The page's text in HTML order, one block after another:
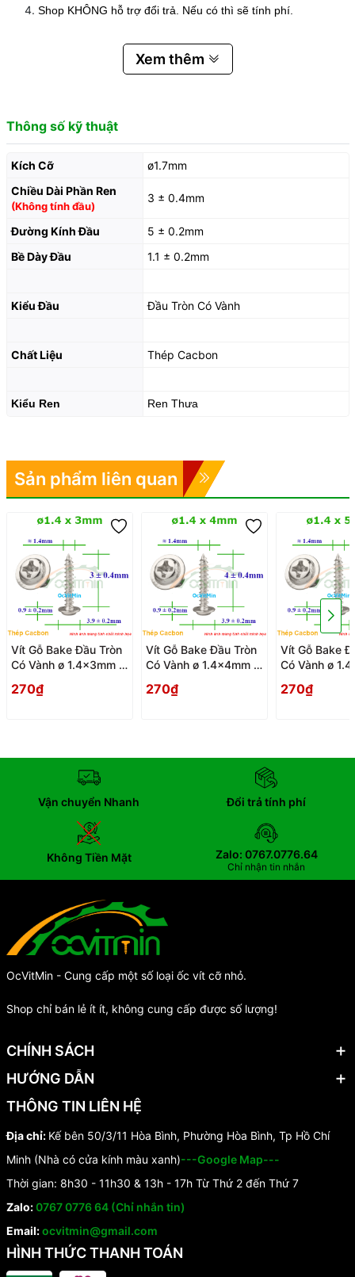
Shop KHÔNG hỗ trợ đổi trả. Nếu có thì sẽ tính phí.
Xem thêm
Thông số kỹ thuật
Kích Cỡ
ø1.7mm
Chiều Dài Phần Ren
(Không tính đầu)
3 ± 0.4mm
Đường Kính Đầu
5 ± 0.2mm
Bề Dày Đầu
1.1 ± 0.2mm
Kiểu Đầu Đầu Tròn Có Vành
Chất Liệu Thép Cacbon
Kiểu Ren Ren Thưa
Sản phẩm liên quan
Vít Gỗ Bake Đầu Tròn
Có Vành ø 1.4x3mm -
Co Vanh
270₫
Vít Gỗ Bake Đầu Tròn
Có Vành ø 1.4x4mm -
Co Vanh
270₫
Vít Gỗ Bake
Có Vành ø
Co Vanh
270₫
Vận chuyển Nhanh Đổi trả tính phí
Không Tiền Mặt Zalo: 0767.0776.64
Chỉ nhận tin nhắn
OcVitMin - Cung cấp một số loại ốc vít cỡ nhỏ.
Shop chỉ bán lẻ ít ít, không cung cấp được số lượng!
CHÍNH SÁCH
HƯỚNG DẪN
THÔNG TIN LIÊN HỆ
Địa chỉ: Kế bên 50/3/11 Hòa Bình, Phường Hòa Bình, Tp Hồ Chí
Minh (Nhà có cửa kính màu xanh)---Google Map---
Thời gian: 8h30 - 11h30 & 13h - 17h Từ Thứ 2 đến Thứ 7
Zalo:0767 0776 64 (Chỉ nhắn tin)
Email:ocvitmin@gmail.com
HÌNH THỨC THANH TOÁN